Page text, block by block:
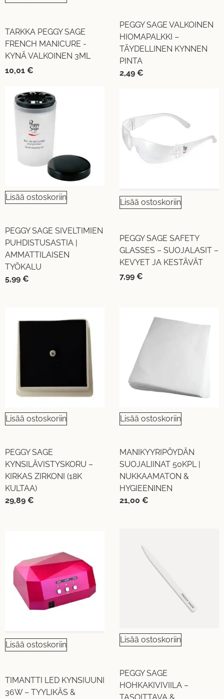
TARKKA PEGGY SAGE
FRENCH MANICURE -
KYNÄ VALKOINEN 3ML
10,01 €
PEGGY SAGE VALKOINEN
HIOMAPALKKI –
TÄYDELLINEN KYNNEN
PINTA
2,49 €
Lisää ostoskoriin
PEGGY SAGE SIVELTIMIEN
PUHDISTUSASTIA |
AMMATTILAISEN
TYÖKALU
5,99 €
Lisää ostoskoriin
PEGGY SAGE SAFETY
GLASSES – SUOJALASIT –
KEVYET JA KESTÄVÄT
7,99 €
Lisää ostoskoriin
PEGGY SAGE
KYNSILÄVISTYSKORU –
KIRKAS ZIRKONI (18K
KULTAA)
29,89 €
Lisää ostoskoriin
MANIKYYRIPÖYDÄN
SUOJALIINAT 50KPL |
NUKKAAMATON &
HYGIEENINEN
21,00 €
Lisää ostoskoriin
TIMANTTI LED KYNSIUUNI
36W – TYYLIKÄS &
Lisää ostoskoriin
PEGGY SAGE
HOHKAKIVIVIILA –